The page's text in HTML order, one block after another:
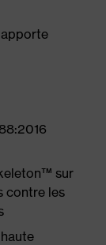
apporte
sur
contre les